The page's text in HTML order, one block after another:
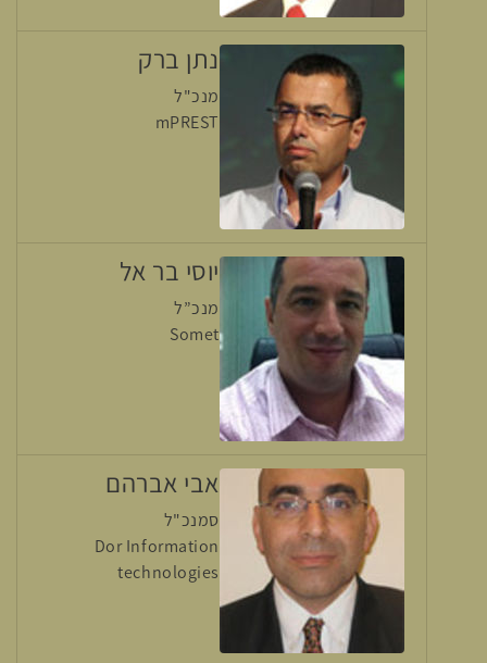
נתן ברק
מנכ"ל
mPREST
יוסי בר אל
מנכ”ל
Somet
אבי אברהם
סמנכ"ל
Dor Information
technologies